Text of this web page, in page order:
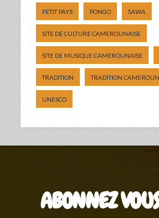
PETIT PAYS PONGO SAWA
SITE DE CULTURE CAMEROUNAISE
SITE DE MUSIQUE CAMEROUNAISE
TRADITION TRADITION
UNESCO
ABONNEZ